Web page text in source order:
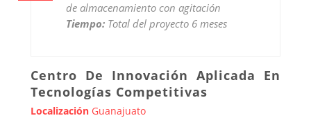
de almacenamiento con agitación
Tiempo: Total del proyecto 6 meses
Centro De Innovación Aplicada En
Tecnologías Competitivas
Localización Guanajuato